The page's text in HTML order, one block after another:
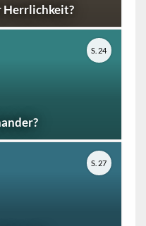
Herrlichkeit?
S. 24
S. 27